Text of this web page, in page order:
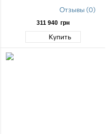
Отзывы (0)
311 940 грн
Купить